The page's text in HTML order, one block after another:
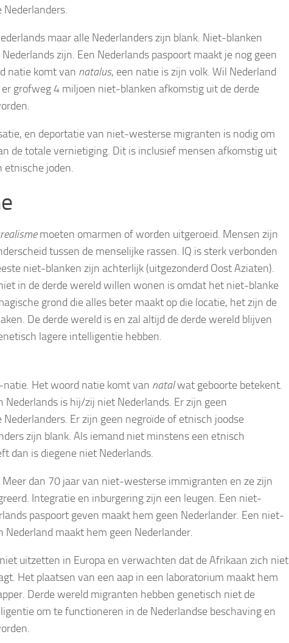
Nederlanders.
maar alle Nederlanders zijn blank. Niet-blanken
zijn. Een Nederlands paspoort maakt je nog geen
natie komt van natalus, een natie is zijn volk. Wil Nederland
grofweg 4 miljoen niet-blanken afkomstig uit de derde
en deportatie van niet-westerse migranten is nodig om
de totale vernietiging. Dit is inclusief mensen afkomstig uit
etnische joden.
moeten omarmen of worden uitgeroeid. Mensen zijn
tussen de menselijke rassen. IQ is sterk verbonden
niet-blanken zijn achterlijk (uitgezonderd Oost Aziaten).
in de derde wereld willen wonen is omdat het niet-blanke
grond die alles beter maakt op die locatie, het zijn de
De derde wereld is en zal altijd de derde wereld blijven
lagere intelligentie hebben.
Het woord natie komt van natalwat geboorte betekent.
Nederlands is hij/zij niet Nederlands. Er zijn geen
Nederlanders. Er zijn geen negroïde of etnisch joodse
zijn blank. Als iemand niet minstens een etnisch
dan is diegene niet Nederlands.
dan 70 jaar van niet-westerse immigranten en ze zijn
Integratie en inburgering zijn een leugen. Een niet-
paspoort geven maakt hem geen Nederlander. Een niet-
Nederland maakt hem geen Nederlander.
uitzetten in Europa en verwachten dat de Afrikaan zich niet
Het plaatsen van een aap in een laboratorium maakt hem
Derde wereld migranten hebben genetisch niet de
om te functioneren in de Nederlandse beschaving en